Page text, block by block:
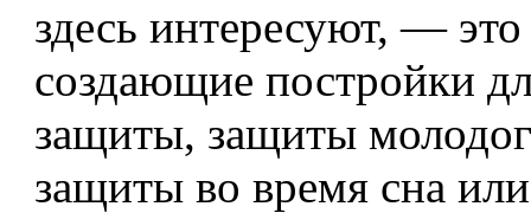
здесь интересуют, —
создающие постройки
защиты, защиты
защиты во время сна